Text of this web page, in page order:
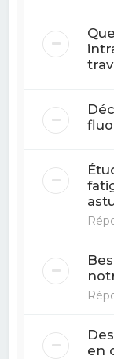
fluo
en